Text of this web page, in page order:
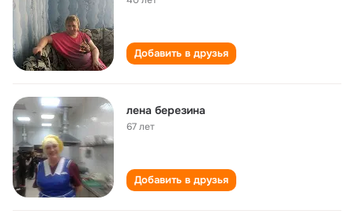
Добавить в друзья
лена березина
67 лет
Добавить в друзья